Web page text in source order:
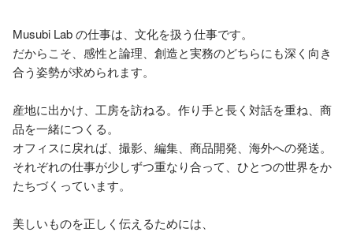
Musubi Lab の仕事は、文化を扱う仕事です。
だからこそ、感性と論理、創造と実務のどちらにも深く向き
合う姿勢が求められます。
産地に出かけ、工房を訪ねる。作り手と長く対話を重ね、商
品を一緒につくる。
オフィスに戻れば、撮影、編集、商品開発、海外への発送。
それぞれの仕事が少しずつ重なり合って、ひとつの世界をか
たちづくっています。
美しいものを正しく伝えるためには、